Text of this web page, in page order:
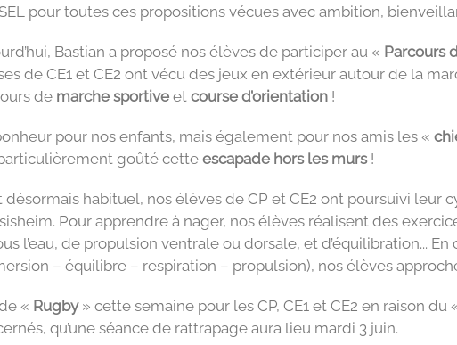
pour toutes ces propositions vécues avec ambition,
Bastian a proposé nos élèves de participer au « Parcours
de CE1 et CE2 ont vécu des jeux en extérieur autour de la
de marche sportive et course d’orientation !
pour nos enfants, mais également pour nos amis les «
goûté cetteescapade hors les murs!
désormais habituel, nos élèves de CP et CE2 ont poursuivi leur
Pour apprendre à nager, nos élèves réalisent des
l’eau, de propulsion ventrale ou dorsale, et d’équilibration...
– équilibre – respiration – propulsion), nos élèves
« Rugby» cette semaine pour les CP, CE1 et CE2 en raison
qu’une séance de rattrapage aura lieu mardi 3 juin.